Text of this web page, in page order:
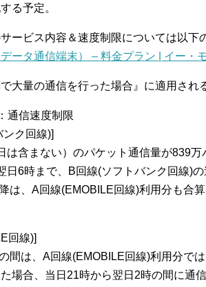
る予定。
ービス内容＆速度制限については以下
ータ通信端末） – 料金プラン | イー・
大量の通信を行った場合』に適用され
通信速度制限
ンク回線)]
は含まない）のパケット通信量が839万
6時まで、B回線(ソフトバンク回線)の
は、A回線(EMOBILE回線)利用分も合
回線)]
間は、A回線(EMOBILE回線)利用分で
場合、当日21時から翌日2時の間に通